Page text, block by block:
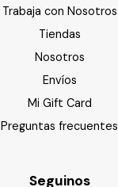
Trabaja con Nosotros
Tiendas
Nosotros
Envíos
Mi Gift Card
Preguntas frecuentes
Seguinos